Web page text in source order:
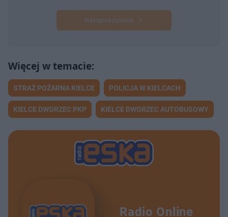
Następne pytanie
STRAŻ POŻARNA KIELCE POLICJA W KIELCACH
KIELCE DWORZEC PKP KIELCE DWORZEC AUTOBUSOWY
Radio Online